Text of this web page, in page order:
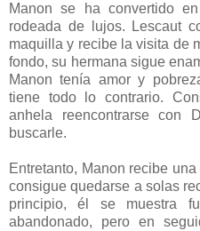
Manon se ha convertido
rodeada de lujos. Lescaut
maquilla y recibe la visita de
fondo, su hermana sigue
Manon tenía amor y
tiene todo lo contrario.
anhela reencontrarse con
buscarle.
Entretanto, Manon recibe
consigue quedarse a solas
principio, él se muestra
abandonado, pero en